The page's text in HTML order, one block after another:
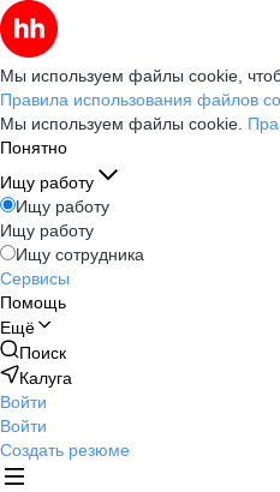
Мы используем файлы cookie,
Правила использования файлов
Мы используем файлы cookie.
Понятно
Ищу работу
Ищу работу
Ищу работу
Ищу сотрудника
Сервисы
Помощь
Ещё
Поиск
Калуга
Войти
Войти
Создать резюме